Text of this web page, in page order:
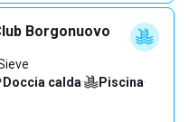
Borgonuovo
Doccia calda· Piscina·